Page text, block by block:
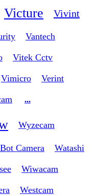
Victure Vivint
Vantech
Vitek Cctv
Vimicro Verint
...
Wyzecam
Camera Watashi
Wiwacam
Westcam